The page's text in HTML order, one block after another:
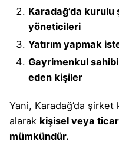
Karadağ’da kurulu
yöneticileri
Yatırım yapmak
Gayrimenkul
eden kişiler
Yani, Karadağ’da şirket
alarak kişisel veya
mümkündür.